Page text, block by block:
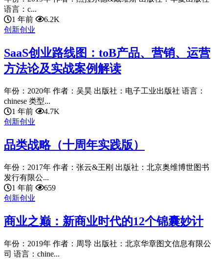
语言：c...
1 年前
6.2K
创新创业
SaaS创业路线图：toB产品、营销、运营
方法论及实战案例解读
年份：2020年 作者：吴昊 出版社：电子工业出版社 语言：
chinese 类型...
1 年前
4.7K
创新创业
品类战略（十周年实践版）
年份：2017年 作者：张云&王刚 出版社：北京奥维博世图书
发行有限公...
1 年前
659
创新创业
商业之巅：新商业时代的12个锦囊妙计
年份：2019年 作者：周导 出版社：北京华章图文信息有限公
司 语言：chine...